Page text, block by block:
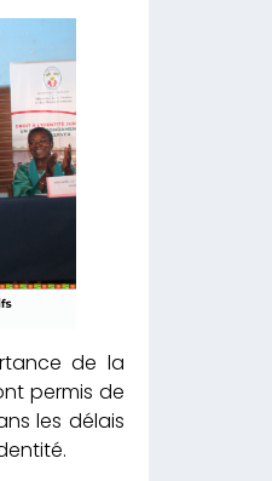
de la
permis de
les délais